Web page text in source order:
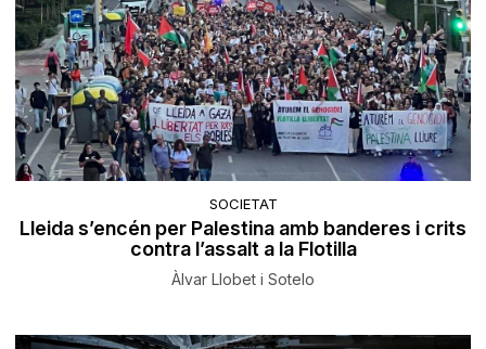
SOCIETAT
Lleida s’encén per Palestina amb banderes i crits
contra l’assalt a la Flotilla
Àlvar Llobet i Sotelo